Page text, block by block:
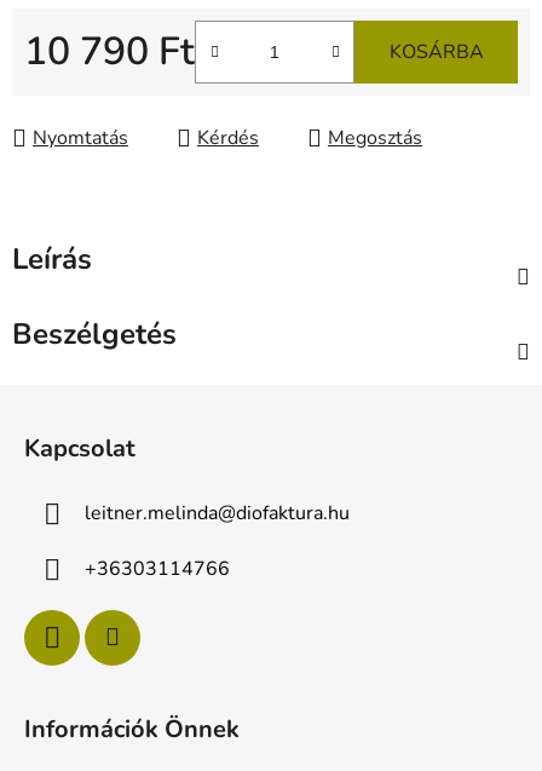
10 790 Ft KOSÁRBA
Nyomtatás Kérdés Megosztás
Leírás
Beszélgetés
Kapcsolat
leitner.melinda@diofaktura.hu
+36303114766
Információk Önnek